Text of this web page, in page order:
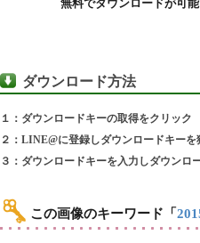
無料でダウンロードが可能
ダウンロード方法
１：ダウンロードキーの取得をクリック
２：LINE@に登録しダウンロードキーを
３：ダウンロードキーを入力しダウンロ
この画像のキーワード 「